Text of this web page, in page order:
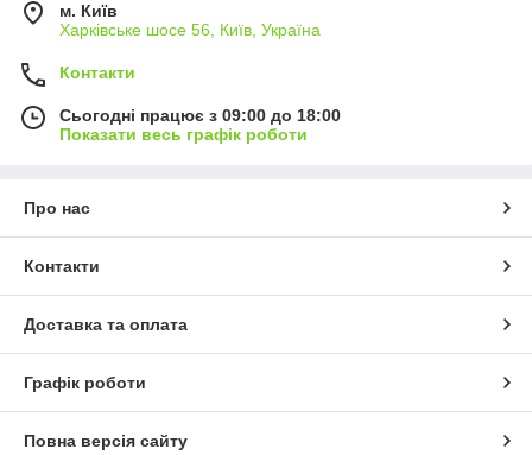
м. Київ
Харківське шосе 56, Київ, Україна
Контакти
Сьогодні працює з 09:00 до 18:00
Показати весь графік роботи
Про нас
Контакти
Доставка та оплата
Графік роботи
Повна версія сайту